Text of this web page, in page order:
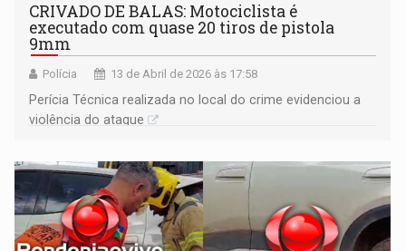
CRIVADO DE BALAS: Motociclista é
executado com quase 20 tiros de pistola
9mm
Polícia 13 de Abril de 2026 às 17:58
Perícia Técnica realizada no local do crime evidenciou a
violência do ataque